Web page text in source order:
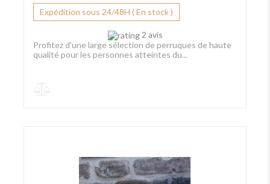
Expédition sous 24/48H ( En stock )
2 avis
Profitez d'une large sélection de perruques de haute
qualité pour les personnes atteintes du...